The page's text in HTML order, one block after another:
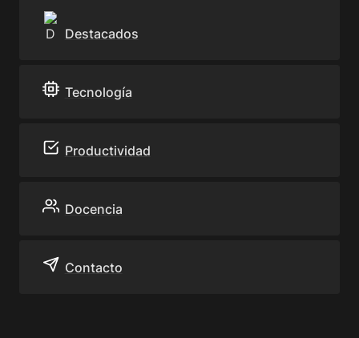
Destacados
Tecnología
Productividad
Docencia
Contacto